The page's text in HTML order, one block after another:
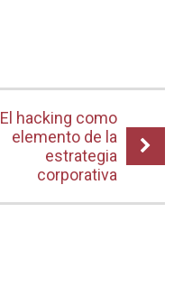
El hacking como
elemento de la
estrategia
corporativa